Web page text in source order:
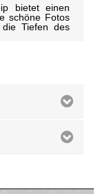
bietet einen
schöne Fotos
Tiefen des